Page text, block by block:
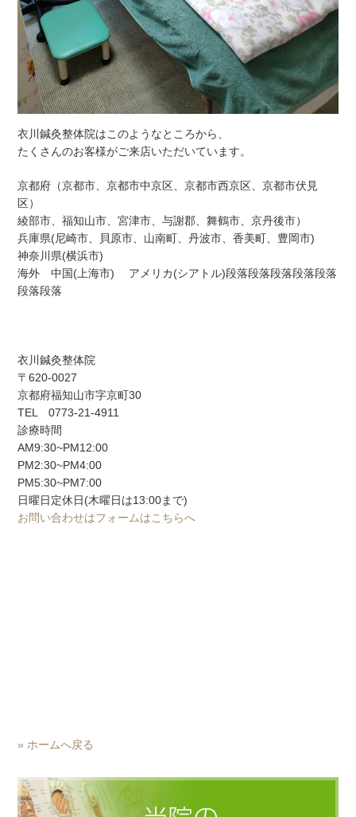
衣川鍼灸整体院はこのようなところから、
たくさんのお客様がご来店いただいています。
京都府（京都市、京都市中京区、京都市西京区、京都市伏見
区）
綾部市、福知山市、宮津市、与謝郡、舞鶴市、京丹後市）
兵庫県(尼崎市、貝原市、山南町、丹波市、香美町、豊岡市)
神奈川県(横浜市)
海外 中国(上海市) アメリカ(シアトル)段落段落段落段落段落
段落段落
衣川鍼灸整体院
〒620-0027
京都府福知山市字京町30
TEL 0773-21-4911
診療時間
AM9:30~PM12:00
PM2:30~PM4:00
PM5:30~PM7:00
日曜日定休日(木曜日は13:00まで)
お問い合わせはフォームはこちらへ
» ホームへ戻る